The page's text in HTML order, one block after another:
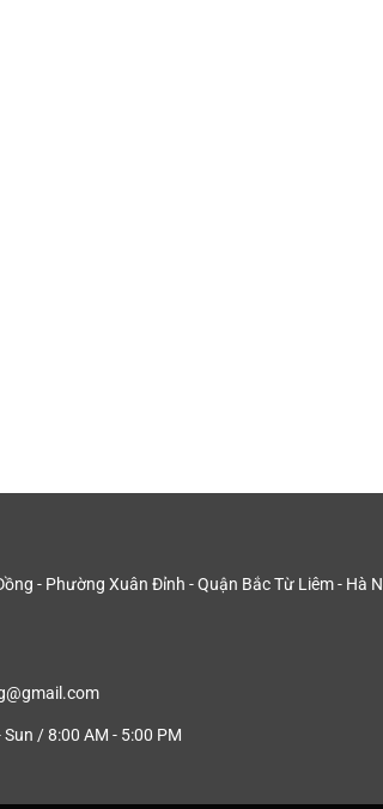
- Phường Xuân Đỉnh - Quận Bắc Từ Liêm - Hà
Sun / 8:00 AM - 5:00 PM